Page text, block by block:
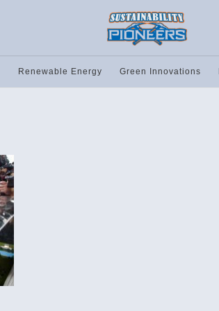
Renewable Energy Green Innovations